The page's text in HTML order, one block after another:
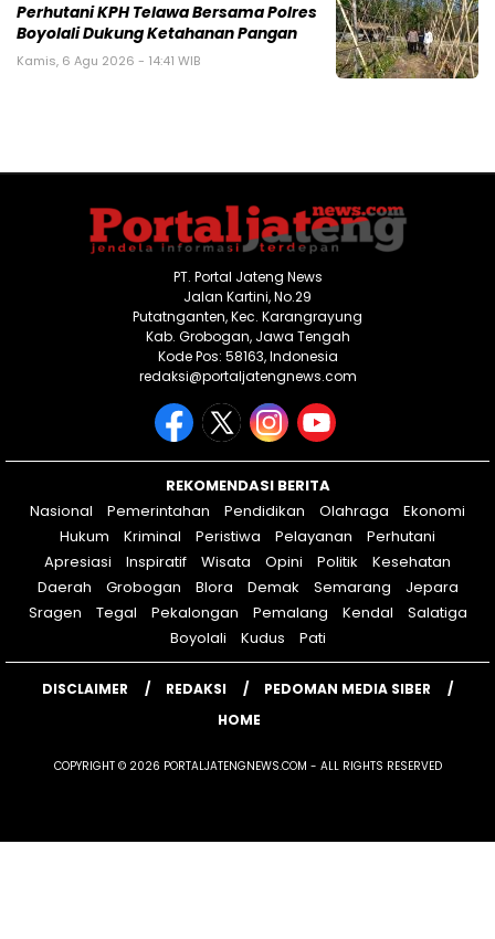
Perhutani KPH Telawa Bersama Polres
Boyolali Dukung Ketahanan Pangan
Kamis, 6 Agu 2026 - 14:41 WIB
PT. Portal Jateng News
Jalan Kartini, No.29
Putatnganten, Kec. Karangrayung
Kab. Grobogan, Jawa Tengah
Kode Pos: 58163, Indonesia
redaksi@portaljatengnews.com
REKOMENDASI BERITA
Nasional
Pemerintahan Pendidikan Olahraga
Ekonomi
Hukum
Kriminal Peristiwa Pelayanan
Perhutani
Apresiasi
Inspiratif Wisata Opini Politik
Kesehatan
Daerah
Grobogan Blora Demak Semarang
Jepara
Sragen
Tegal Pekalongan Pemalang Kendal
Salatiga
Boyolali
Kudus Pati
DISCLAIMER REDAKSI
PEDOMAN MEDIA SIBER
HOME
COPYRIGHT © 2026 PORTALJATENGNEWS.COM - ALL RIGHTS RESERVED